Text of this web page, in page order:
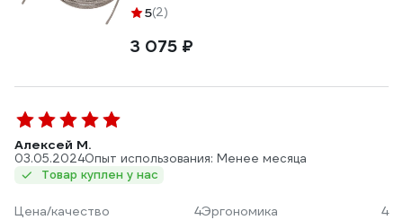
5(2)
3 075 ₽
Алексей М.
03.05.2024Опыт использования: Менее месяца
Товар куплен у нас
Цена/качество 4Эргономика 4